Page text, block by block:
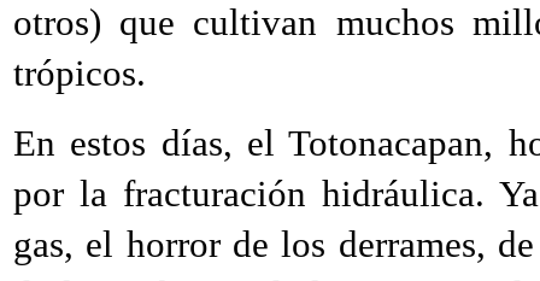
otros) que cultivan muchos
trópicos.
En estos días, el Totonacapan,
por la fracturación hidráulica.
gas, el horror de los derrames,